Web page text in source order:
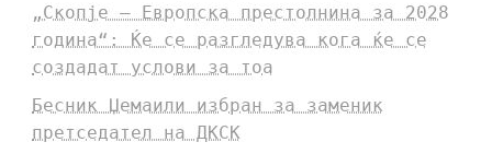
„Скопје – Европска престолнина за 2028
година“: Ќе се разгледува кога ќе се
создадат услови за тоа
Бесник Џемаили избран за заменик
претседател на ДКСК